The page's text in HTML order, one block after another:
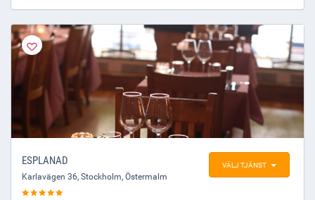
The only decent Indian place in Stockholm. Nice atmosphere,
spacious, decent selection of drinks & spirits.
VÄLJ TJÄNST
ESPLANAD
Karlavägen 36, Stockholm, Östermalm